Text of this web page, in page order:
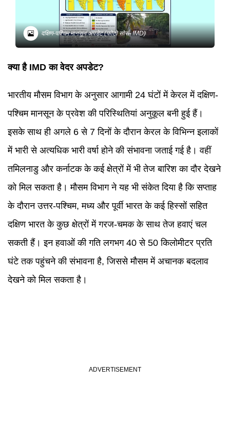
दक्षिण-पश्चिम मानसून अपडेट (फोटो सोर्स- IMD)
क्या है IMD का वेदर अपडेट?
भारतीय मौसम विभाग के अनुसार आगामी 24 घंटों में केरल में दक्षिण-
पश्चिम मानसून के प्रवेश की परिस्थितियां अनुकूल बनी हुई हैं।
इसके साथ ही अगले 6 से 7 दिनों के दौरान केरल के विभिन्न इलाकों
में भारी से अत्यधिक भारी वर्षा होने की संभावना जताई गई है। वहीं
तमिलनाडु और कर्नाटक के कई क्षेत्रों में भी तेज बारिश का दौर देखने
को मिल सकता है। मौसम विभाग ने यह भी संकेत दिया है कि सप्ताह
के दौरान उत्तर-पश्चिम, मध्य और पूर्वी भारत के कई हिस्सों सहित
दक्षिण भारत के कुछ क्षेत्रों में गरज-चमक के साथ तेज हवाएं चल
सकती हैं। इन हवाओं की गति लगभग 40 से 50 किलोमीटर प्रति
घंटे तक पहुंचने की संभावना है, जिससे मौसम में अचानक बदलाव
देखने को मिल सकता है।